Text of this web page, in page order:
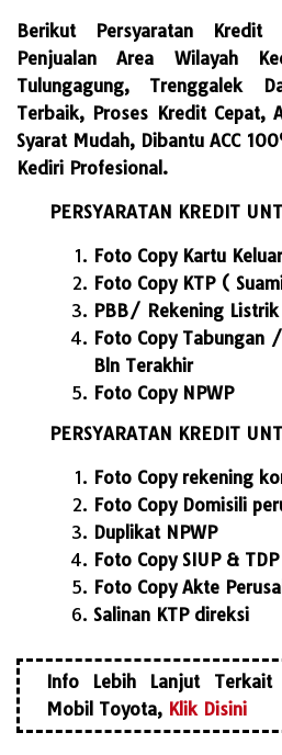
Berikut Persyaratan
Penjualan Area Wilayah
Tulungagung, Trenggalek
Terbaik, Proses Kredit Cepat,
Syarat Mudah, Dibantu ACC
Kediri Profesional.
PERSYARATAN KREDIT
Foto Copy Kartu
Foto Copy KTP (
PBB/ Rekening Listrik
Foto Copy Tabungan
Bln Terakhir
Foto Copy NPWP
PERSYARATAN KREDIT
Foto Copy rekening
Foto Copy Domisili
Duplikat NPWP
Foto Copy SIUP & TDP
Foto Copy Akte
Salinan KTP direksi
Info Lebih Lanjut Terkait
Mobil Toyota, Klik Disini